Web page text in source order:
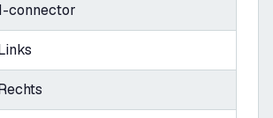
connector